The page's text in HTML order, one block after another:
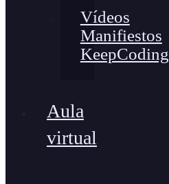
Vídeos
Manifiestos
KeepCoding
Aula
virtual